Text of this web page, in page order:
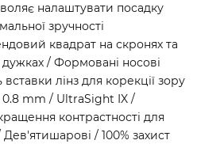
налаштувати посадку
зручності
квадрат на скронях та
/ Формовані носові
лінз для корекції зору
0.8 mm / UltraSight IX /
контрастності для
Дев'ятишарові / 100% захист